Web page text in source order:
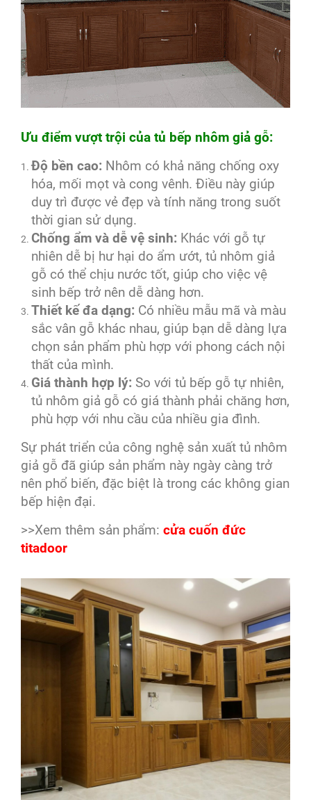
Ưu điểm vượt trội của tủ bếp nhôm giả gỗ:
Độ bền cao: Nhôm có khả năng chống oxy
hóa, mối mọt và cong vênh. Điều này giúp
duy trì được vẻ đẹp và tính năng trong suốt
thời gian sử dụng.
Chống ẩm và dễ vệ sinh: Khác với gỗ tự
nhiên dễ bị hư hại do ẩm ướt, tủ nhôm giả
gỗ có thể chịu nước tốt, giúp cho việc vệ
sinh bếp trở nên dễ dàng hơn.
Thiết kế đa dạng: Có nhiều mẫu mã và màu
sắc vân gỗ khác nhau, giúp bạn dễ dàng lựa
chọn sản phẩm phù hợp với phong cách nội
thất của mình.
Giá thành hợp lý: So với tủ bếp gỗ tự nhiên,
tủ nhôm giả gỗ có giá thành phải chăng hơn,
phù hợp với nhu cầu của nhiều gia đình.
Sự phát triển của công nghệ sản xuất tủ nhôm
giả gỗ đã giúp sản phẩm này ngày càng trở
nên phổ biến, đặc biệt là trong các không gian
bếp hiện đại.
>>Xem thêm sản phẩm: cửa cuốn đức
titadoor